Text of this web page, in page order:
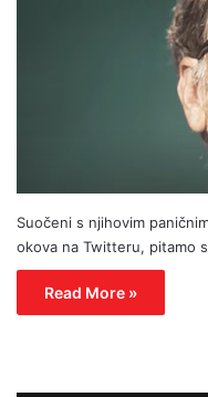
Suočeni s njihovim
okova na Twitteru, pitamo
Read More »